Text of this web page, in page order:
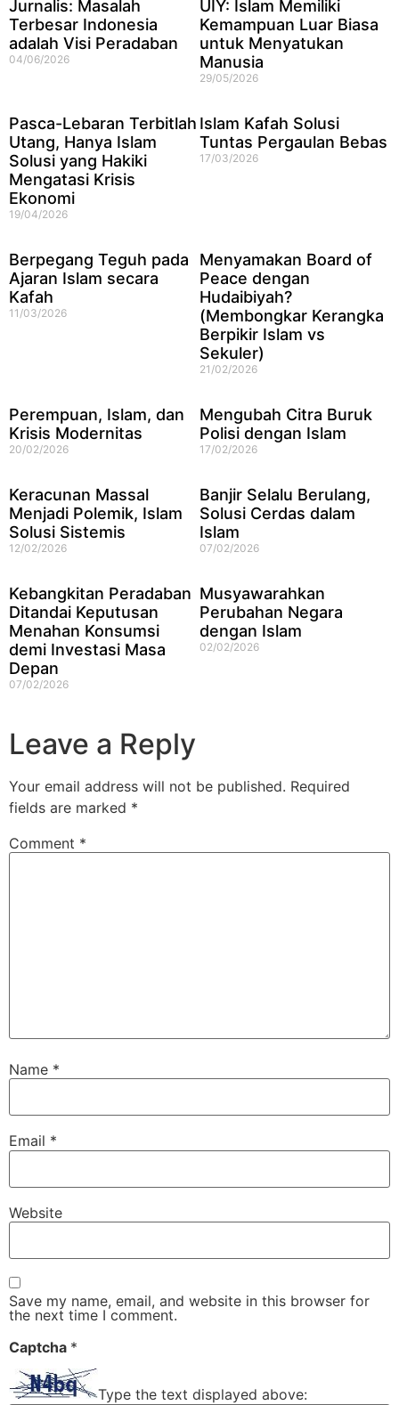
Jurnalis: Masalah
Terbesar Indonesia
adalah Visi Peradaban
04/06/2026
UIY: Islam Memiliki
Kemampuan Luar Biasa
untuk Menyatukan
Manusia
29/05/2026
Pasca-Lebaran Terbitlah
Utang, Hanya Islam
Solusi yang Hakiki
Mengatasi Krisis
Ekonomi
19/04/2026
Islam Kafah Solusi
Tuntas Pergaulan Bebas
17/03/2026
Berpegang Teguh pada
Ajaran Islam secara
Kafah
11/03/2026
Menyamakan Board of
Peace dengan
Hudaibiyah?
(Membongkar Kerangka
Berpikir Islam vs
Sekuler)
21/02/2026
Perempuan, Islam, dan
Krisis Modernitas
20/02/2026
Mengubah Citra Buruk
Polisi dengan Islam
17/02/2026
Keracunan Massal
Menjadi Polemik, Islam
Solusi Sistemis
12/02/2026
Banjir Selalu Berulang,
Solusi Cerdas dalam
Islam
07/02/2026
Kebangkitan Peradaban
Ditandai Keputusan
Menahan Konsumsi
demi Investasi Masa
Depan
07/02/2026
Musyawarahkan
Perubahan Negara
dengan Islam
02/02/2026
Leave a Reply
Your email address will not be published. Required
fields are marked *
Comment *
Name *
Email *
Website
Save my name, email, and website in this browser for
the next time I comment.
Captcha *
Type the text displayed above: